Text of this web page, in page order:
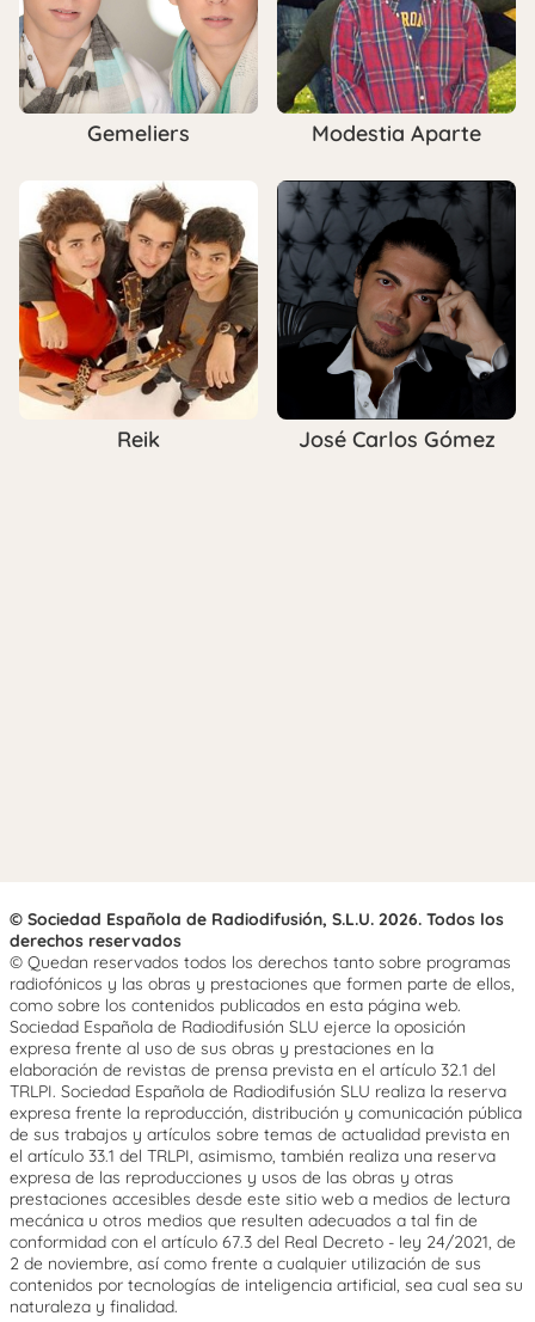
Gemeliers Modestia Aparte
Reik José Carlos Gómez
© Sociedad Española de Radiodifusión, S.L.U. 2026. Todos los
derechos reservados
© Quedan reservados todos los derechos tanto sobre programas
radiofónicos y las obras y prestaciones que formen parte de ellos,
como sobre los contenidos publicados en esta página web.
Sociedad Española de Radiodifusión SLU ejerce la oposición
expresa frente al uso de sus obras y prestaciones en la
elaboración de revistas de prensa prevista en el artículo 32.1 del
TRLPI. Sociedad Española de Radiodifusión SLU realiza la reserva
expresa frente la reproducción, distribución y comunicación pública
de sus trabajos y artículos sobre temas de actualidad prevista en
el artículo 33.1 del TRLPI, asimismo, también realiza una reserva
expresa de las reproducciones y usos de las obras y otras
prestaciones accesibles desde este sitio web a medios de lectura
mecánica u otros medios que resulten adecuados a tal fin de
conformidad con el artículo 67.3 del Real Decreto - ley 24/2021, de
2 de noviembre, así como frente a cualquier utilización de sus
contenidos por tecnologías de inteligencia artificial, sea cual sea su
naturaleza y finalidad.